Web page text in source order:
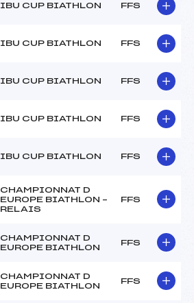
IBU CUP BIATHLON FFS
IBU CUP BIATHLON FFS
IBU CUP BIATHLON FFS
IBU CUP BIATHLON FFS
IBU CUP BIATHLON FFS
CHAMPIONNAT D
EUROPE BIATHLON –
RELAIS
FFS
CHAMPIONNAT D
EUROPE BIATHLON
FFS
CHAMPIONNAT D
EUROPE BIATHLON
FFS